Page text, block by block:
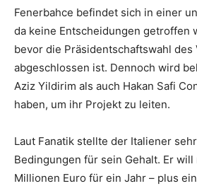
Fenerbahce befindet sich in einer
da keine Entscheidungen getroffen
bevor die Präsidentschaftswahl des
abgeschlossen ist. Dennoch wird
Aziz Yildirim als auch Hakan Safi
haben, um ihr Projekt zu leiten.
Laut Fanatik stellte der Italiener
Bedingungen für sein Gehalt. Er will
Millionen Euro für ein Jahr – plus